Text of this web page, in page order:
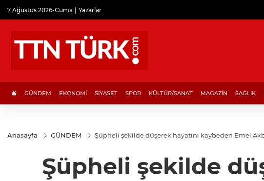
7 Ağustos 2026-Cuma Yazarlar
GÜNDEM EKONOMİ SİYASET SPOR KÜLTÜR/SANAT MAGAZİN SAĞLIK
Anasayfa GÜNDEM Şüpheli şekilde düşerek hayatını kaybeden Emel
Şüpheli şekilde